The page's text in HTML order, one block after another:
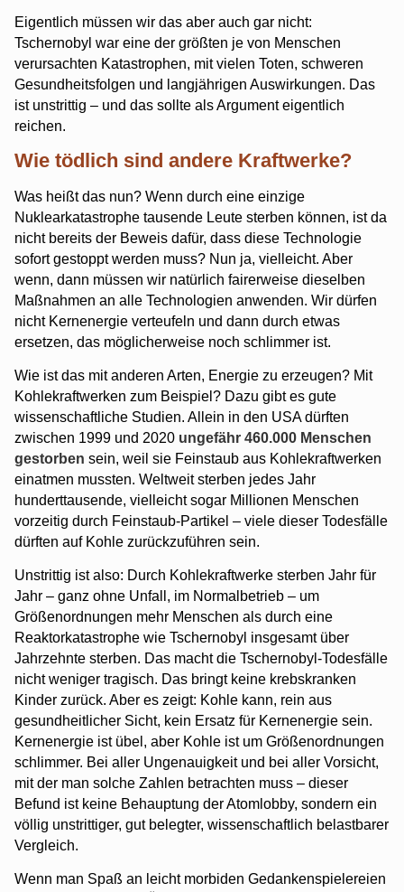
Eigentlich müssen wir das aber auch gar nicht:
Tschernobyl war eine der größten je von Menschen
verursachten Katastrophen, mit vielen Toten, schweren
Gesundheitsfolgen und langjährigen Auswirkungen. Das
ist unstrittig – und das sollte als Argument eigentlich
reichen.
Wie tödlich sind andere Kraftwerke?
Was heißt das nun? Wenn durch eine einzige
Nuklearkatastrophe tausende Leute sterben können, ist da
nicht bereits der Beweis dafür, dass diese Technologie
sofort gestoppt werden muss? Nun ja, vielleicht. Aber
wenn, dann müssen wir natürlich fairerweise dieselben
Maßnahmen an alle Technologien anwenden. Wir dürfen
nicht Kernenergie verteufeln und dann durch etwas
ersetzen, das möglicherweise noch schlimmer ist.
Wie ist das mit anderen Arten, Energie zu erzeugen? Mit
Kohlekraftwerken zum Beispiel? Dazu gibt es gute
wissenschaftliche Studien. Allein in den USA dürften
zwischen 1999 und 2020 ungefähr 460.000 Menschen
gestorben sein, weil sie Feinstaub aus Kohlekraftwerken
einatmen mussten. Weltweit sterben jedes Jahr
hunderttausende, vielleicht sogar Millionen Menschen
vorzeitig durch Feinstaub-Partikel – viele dieser Todesfälle
dürften auf Kohle zurückzuführen sein.
Unstrittig ist also: Durch Kohlekraftwerke sterben Jahr für
Jahr – ganz ohne Unfall, im Normalbetrieb – um
Größenordnungen mehr Menschen als durch eine
Reaktorkatastrophe wie Tschernobyl insgesamt über
Jahrzehnte sterben. Das macht die Tschernobyl-Todesfälle
nicht weniger tragisch. Das bringt keine krebskranken
Kinder zurück. Aber es zeigt: Kohle kann, rein aus
gesundheitlicher Sicht, kein Ersatz für Kernenergie sein.
Kernenergie ist übel, aber Kohle ist um Größenordnungen
schlimmer. Bei aller Ungenauigkeit und bei aller Vorsicht,
mit der man solche Zahlen betrachten muss – dieser
Befund ist keine Behauptung der Atomlobby, sondern ein
völlig unstrittiger, gut belegter, wissenschaftlich belastbarer
Vergleich.
Wenn man Spaß an leicht morbiden Gedankenspielereien